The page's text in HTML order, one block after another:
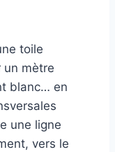
toile
un mètre
blanc… en
une ligne
vers le